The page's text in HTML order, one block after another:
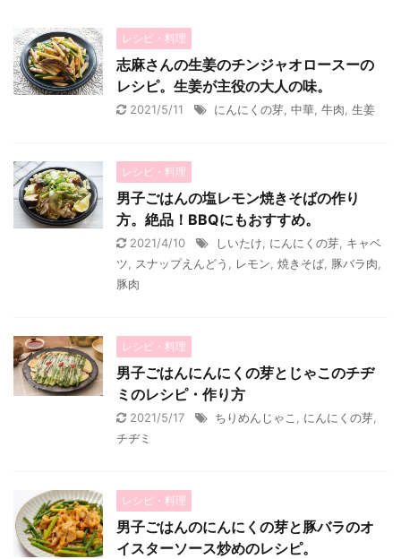
レシピ・料理
志麻さんの生姜のチンジャオロースーの
レシピ。生姜が主役の大人の味。
2021/5/11 にんにくの芽 中華 牛肉 生姜
レシピ・料理
男子ごはんの塩レモン焼きそばの作り
方。絶品！BBQにもおすすめ。
2021/4/10 しいたけ にんにくの芽 キャベ
ツ
スナップえんどう レモン 焼きそば 豚バラ肉
豚肉
レシピ・料理
男子ごはんにんにくの芽とじゃこのチヂ
ミのレシピ・作り方
2021/5/17 ちりめんじゃこ にんにくの芽
チヂミ
レシピ・料理
男子ごはんのにんにくの芽と豚バラのオ
イスターソース炒めのレシピ。